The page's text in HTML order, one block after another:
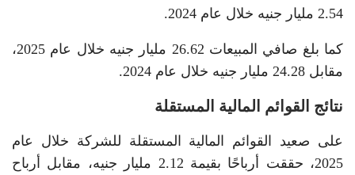
2.54 مليار جنيه خلال عام 2024.
كما بلغ صافي المبيعات 26.62 مليار جنيه خلال عام 2025،
مقابل 24.28 مليار جنيه خلال عام 2024.
نتائج القوائم المالية المستقلة
على صعيد القوائم المالية المستقلة للشركة خلال عام
2025، حققت أرباحًا بقيمة 2.12 مليار جنيه، مقابل أرباح